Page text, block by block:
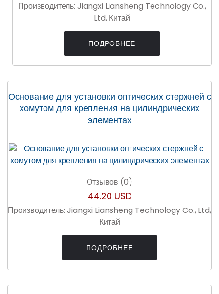
Производитель: Jiangxi Liansheng Technology Co.,
Ltd, Китай
ПОДРОБНЕЕ
Основание для установки оптических стержней с
хомутом для крепления на цилиндрических
элементах
Отзывов (0)
44.20 USD
Производитель: Jiangxi Liansheng Technology Co., Ltd,
Китай
ПОДРОБНЕЕ